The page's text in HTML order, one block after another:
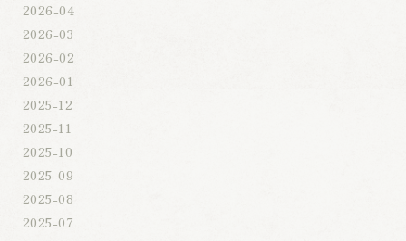
2026-04
2026-03
2026-02
2026-01
2025-12
2025-11
2025-10
2025-09
2025-08
2025-07